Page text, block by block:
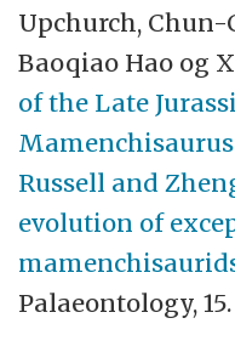
Upchurch, Chun-
Baoqiao Hao og
of the Late
Russell and
evolution of
Palaeontology,